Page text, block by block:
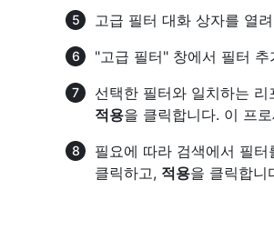
고급 필터 대화 상자를 열
"고급 필터" 창에서 필터
선택한 필터와 일치하는
적용을 클릭합니다. 이 프
필요에 따라 검색에서 필
클릭하고, 적용을 클릭합니